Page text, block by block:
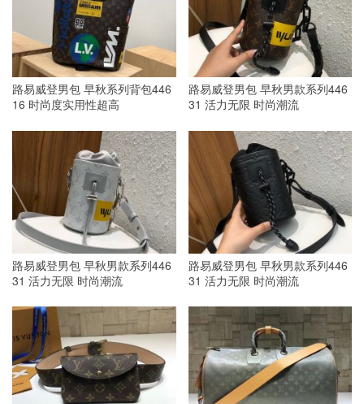
路易威登男包 早秋系列背包446
16 时尚度实用性超高
路易威登男包 早秋男款系列446
31 活力无限 时尚潮流
路易威登男包 早秋男款系列446
31 活力无限 时尚潮流
路易威登男包 早秋男款系列446
31 活力无限 时尚潮流